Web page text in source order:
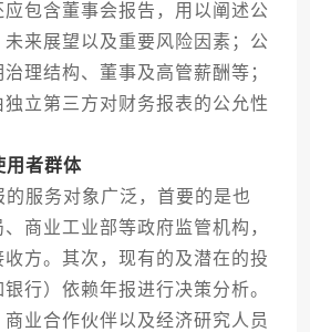
包含董事会报告，用以阐述公
来展望以及重要风险因素；公
理结构、董事及高管薪酬等；
立第三方对财务报表的公允性
用者群体
务对象广泛，首要的是也
商业工业部等政府监管机构，
方。其次，现有的及潜在的投
行）依赖年报进行决策分析。
业合作伙伴以及经济研究人员